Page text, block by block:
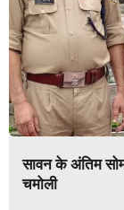
सावन के अंतिम
चमोली